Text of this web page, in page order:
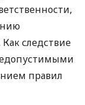
следствие
правил